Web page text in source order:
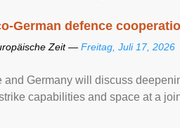
German defence
Zeit — Freitag, Juli 17, 2026
and Germany will discuss
capabilities and space at a